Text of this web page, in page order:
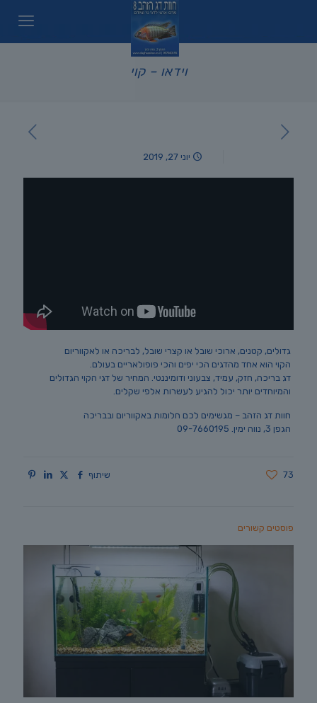
וידאו – קוי
יוני 27, 2019
גדולים, קטנים, ארוכי שובל או קצרי שובל, לבריכה או לאקווריום
הקוי הוא אחד מהדגים הכי יפים והכי פופולאריים בעולם.
דג בריכה, חזק, עמיד, צבעוני ודומיננטי. המחיר של דגי הקוי הגדולים
והמיוחדים יותר יכול להגיע לעשרות אלפי שקלים.
חוות דג הזהב – מגשימים לכם חלומות באקווריום ובבריכה
הגפן 3, נווה ימין. 09-7660195
שיתוף 73
פוסטים קשורים